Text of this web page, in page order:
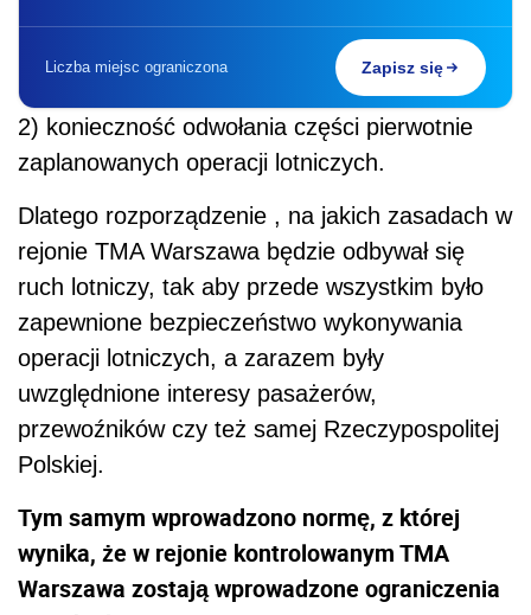
Liczba miejsc ograniczona Zapisz się
2) konieczność odwołania części pierwotnie
zaplanowanych operacji lotniczych.
Dlatego rozporządzenie , na jakich zasadach w
rejonie TMA Warszawa będzie odbywał się
ruch lotniczy, tak aby przede wszystkim było
zapewnione bezpieczeństwo wykonywania
operacji lotniczych, a zarazem były
uwzgl ędnione interesy pasażerów,
przewoźników czy też samej Rzeczypospolitej
Polskiej.
Tym samym wprowadzono normę, z której
wynika, że w rejonie kontrolowanym TMA
Warszawa zostająwprowadzone ograniczenia